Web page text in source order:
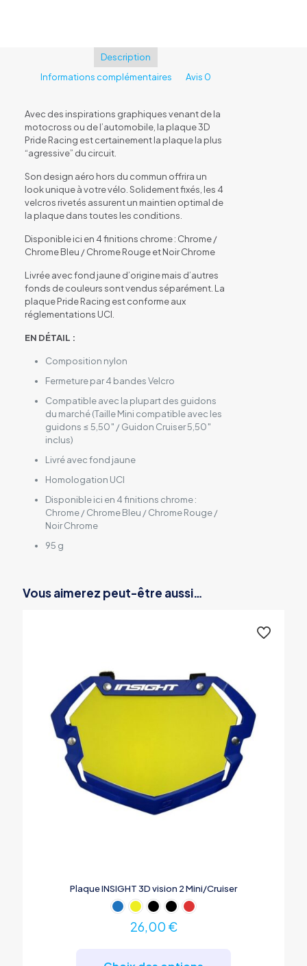
Description
Informations complémentaires
Avis 0
Avec des inspirations graphiques venant de la
motocross ou de l’automobile, la plaque 3D
Pride Racing est certainement la plaque la plus
“agressive” du circuit.
Son design aéro hors du commun offrira un
look unique à votre vélo. Solidement fixés, les 4
velcros rivetés assurent un maintien optimal de
la plaque dans toutes les conditions.
Disponible ici en 4 finitions chrome : Chrome /
Chrome Bleu / Chrome Rouge et Noir Chrome
Livrée avec fond jaune d’origine mais d’autres
fonds de couleurs sont vendus séparément. La
plaque Pride Racing est conforme aux
réglementations UCI.
EN DÉTAIL :
Composition nylon
Fermeture par 4 bandes Velcro
Compatible avec la plupart des guidons
du marché (Taille Mini compatible avec les
guidons ≤ 5,50″ / Guidon Cruiser 5,50″
inclus)
Livré avec fond jaune
Homologation UCI
Disponible ici en 4 finitions chrome :
Chrome / Chrome Bleu / Chrome Rouge /
Noir Chrome
95 g
Vous aimerez peut-être aussi…
Plaque INSIGHT 3D vision 2 Mini/Cruiser
26,00 €